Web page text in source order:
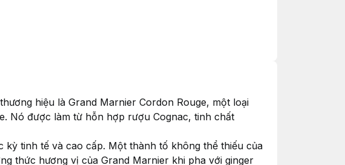
hiệu là Grand Marnier Cordon Rouge, một loại
Nó được làm từ hỗn hợp rượu Cognac, tinh chất
kỳ tinh tế và cao cấp. Một thành tố không thể thiếu của
thức hương vị của Grand Marnier khi pha với ginger